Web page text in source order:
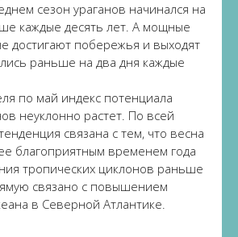
сезон ураганов начинался на
каждые десять лет. А мощные
достигают побережья и выходят
раньше на два дня каждые
по май индекс потенциала
неуклонно растет. По всей
связана с тем, что весна
благоприятным временем года
тропических циклонов раньше
связано с повышением
в Северной Атлантике.